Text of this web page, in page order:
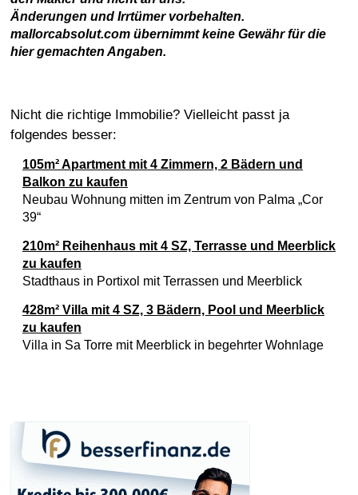
Änderungen und Irrtümer vorbehalten.
mallorcabsolut.com übernimmt keine Gewähr für die
hier gemachten Angaben.
Nicht die richtige Immobilie? Vielleicht passt ja
folgendes besser:
105m² Apartment mit 4 Zimmern, 2 Bädern und
Balkon zu kaufen
Neubau Wohnung mitten im Zentrum von Palma „Cor
39“
210m² Reihenhaus mit 4 SZ, Terrasse und Meerblick
zu kaufen
Stadthaus in Portixol mit Terrassen und Meerblick
428m² Villa mit 4 SZ, 3 Bädern, Pool und Meerblick
zu kaufen
Villa in Sa Torre mit Meerblick in begehrter Wohnlage